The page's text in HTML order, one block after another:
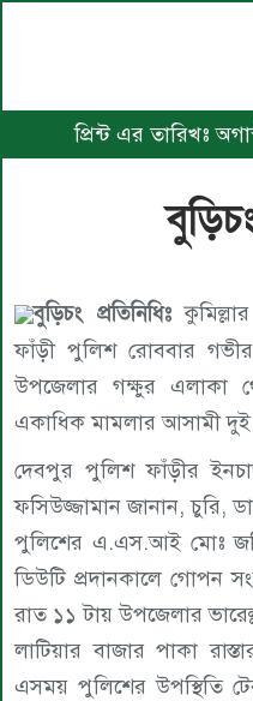
প্রিন্ট এর তারিখঃ
বুড়িচং প্রতিনিধিঃ
ফাঁড়ী পুলিশ রোববার
উপজেলার গক্ষুর এলাকা
একাধিক মামলার আসামী
দেবপুর পুলিশ ফাঁড়ীর
ফসিউজ্জামান জানান, চুরি,
পুলিশের এ.এস.আই মোঃ
ডিউটি প্রদানকালে গোপন
রাত ১১ টায় উপজেলার
লাটিয়ার বাজার পাকা
এসময় পুলিশের উপস্থিতি